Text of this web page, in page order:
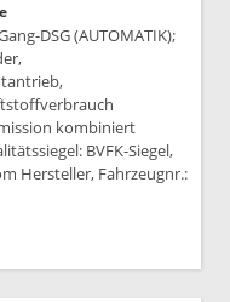
DSG (AUTOMATIK);
kombiniert
BVFK-Siegel,
Hersteller, Fahrzeugnr.: